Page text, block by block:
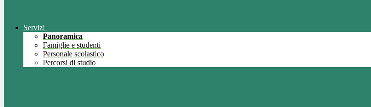
Servizi
Panoramica
Famiglie e studenti
Personale scolastico
Percorsi di studio